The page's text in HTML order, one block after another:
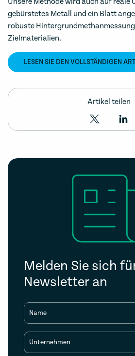
gebürstetes Metall und ein Blatt
robuste
Zielmaterialien.
LESEN SIE DEN VOLLSTÄNDIGEN
Artikel teilen
Melden Sie sich
Newsletter an
Name
Unternehmen